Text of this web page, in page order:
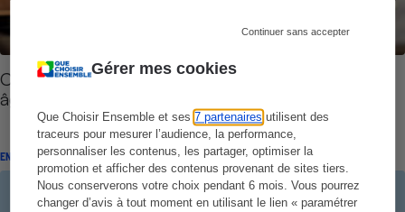
Gérer mes cookies
Que Choisir Ensemble et ses7 partenaires utilisent des
traceurs pour mesurer l’audience, la performance,
personnaliser les contenus, les partager, optimiser la
promotion et afficher des contenus provenant de sites tiers.
Nous conserverons votre choix pendant 6 mois. Vous pourrez
changer d’avis à tout moment en utilisant le lien « paramétrer
Continuer sans accepter
Coronavirus - Les exercices pour personnes
âgées
ENQUÊTE